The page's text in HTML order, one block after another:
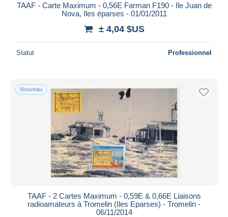
TAAF - Carte Maximum - 0,56E Farman F190 - Ile Juan de
Nova, Iles éparses - 01/01/2011
± 4,04 $US
Statut Professionnel
Nouveau
TAAF - 2 Cartes Maximum - 0,59E & 0,66E Liaisons
radioamateurs à Tromelin (Iles Eparses) - Tromelin -
06/11/2014